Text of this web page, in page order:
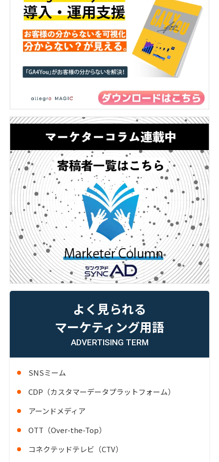
よく見られる
マーケティング用語
ADVERTISING TERM
SNSミーム
CDP（カスタマーデータプラットフォーム）
アーンドメディア
OTT（Over-the-Top）
コネクテッドテレビ（CTV）